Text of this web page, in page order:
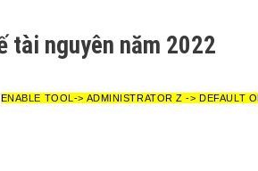
tài nguyên năm 2022
ENABLE TOOL-> ADMINISTRATOR Z -> DEFAULT